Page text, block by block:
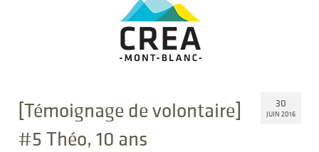
30
JUIN 2016
[Témoignage de volontaire]
#5 Théo, 10 ans